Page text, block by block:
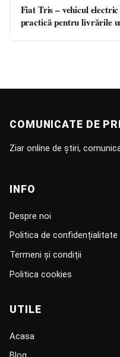
Fiat Tris – vehicul
practică pentru livrările
COMUNICATE DE
Ziar online de știri,
INFO
Despre noi
Politica de confidențialitate
Termeni și condiții
Politica cookies
UTILE
Acasa